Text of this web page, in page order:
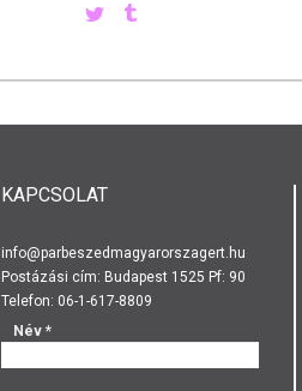
KAPCSOLAT
info@parbeszedmagyarorszagert.hu
Postázási cím: Budapest 1525 Pf: 90
Telefon: 06-1-617-8809
Név *